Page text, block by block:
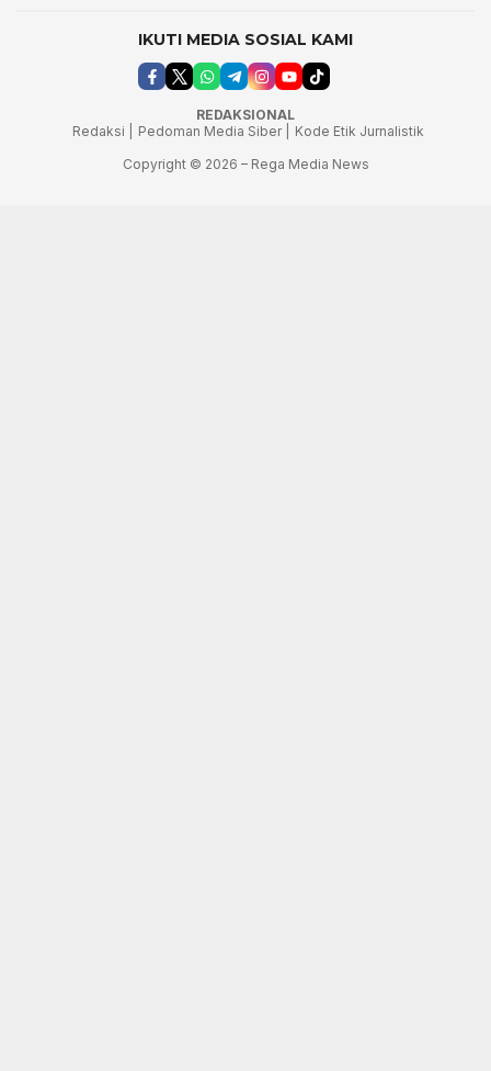
IKUTI MEDIA SOSIAL KAMI
REDAKSIONAL
Redaksi |
Pedoman Media Siber |
Kode Etik Jurnalistik
Copyright © 2026 – Rega Media News